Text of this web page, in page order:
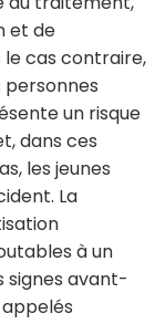
et de
le cas contraire,
un risque
dans ces
les jeunes
La
à un
signes avant-